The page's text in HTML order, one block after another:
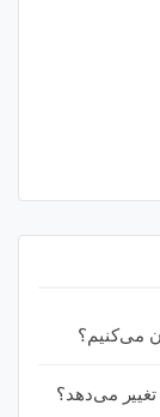
می‌کنیم؟
تغییر می‌دهد؟